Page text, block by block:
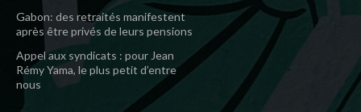
Gabon: des retraités manifestent
après être privés de leurs pensions
Appel aux syndicats : pour Jean
Rémy Yama, le plus petit d’entre
nous